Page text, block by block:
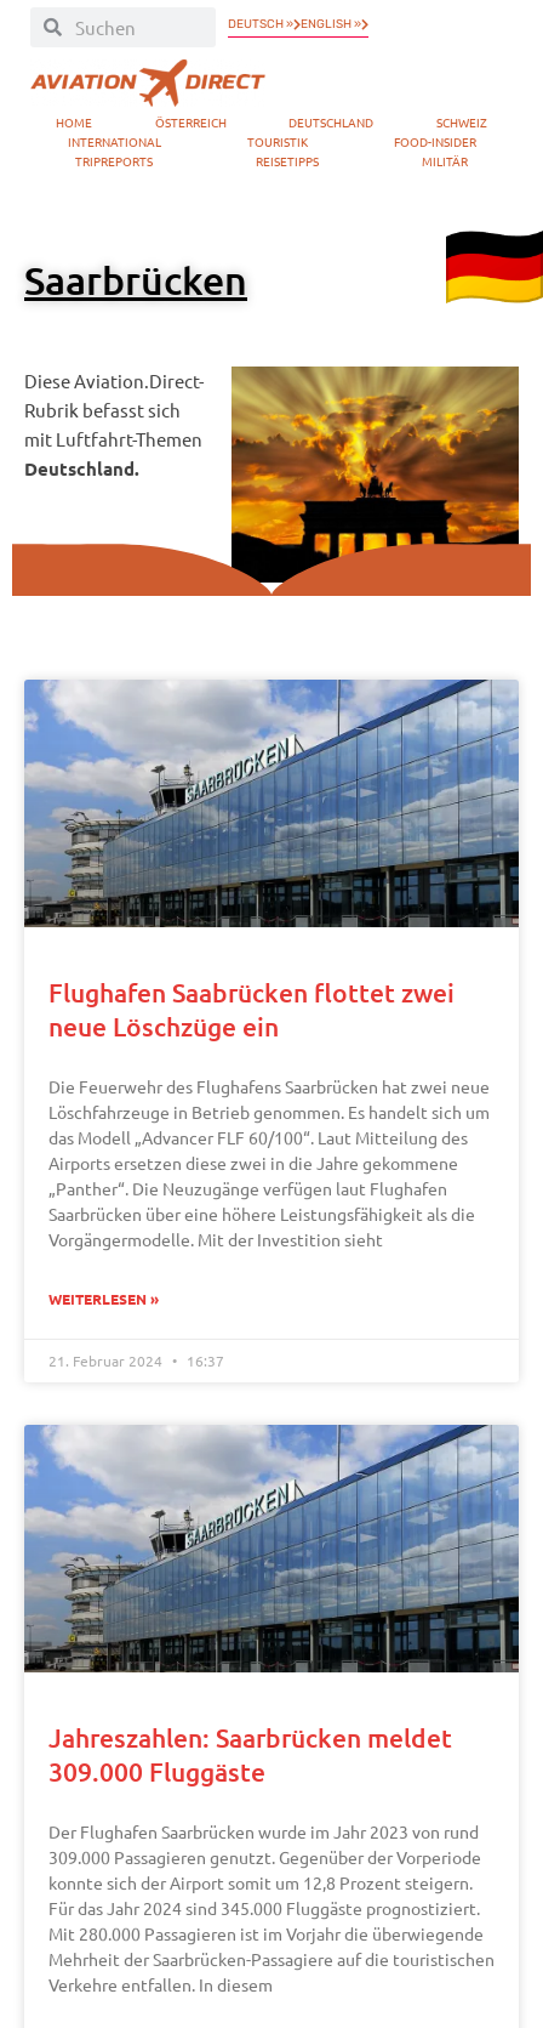
DEUTSCH » ENGLISH »
HOME ÖSTERREICH DEUTSCHLAND
SCHWEIZ
INTERNATIONAL
TOURISTIK
FOOD-INSIDER
TRIPREPORTS
REISETIPPS MILITÄR
Saarbrücken
Diese Aviation.Direct-
Rubrik befasst sich
mit Luftfahrt-Themen
Deutschland.
Flughafen Saabrücken flottet zwei
neue Löschzüge ein
Die Feuerwehr des Flughafens Saarbrücken hat zwei neue
Löschfahrzeuge in Betrieb genommen. Es handelt sich um
das Modell „Advancer FLF 60/100“. Laut Mitteilung des
Airports ersetzen diese zwei in die Jahre gekommene
„Panther“. Die Neuzugänge verfügen laut Flughafen
Saarbrücken über eine höhere Leistungsfähigkeit als die
Vorgängermodelle. Mit der Investition sieht
WEITERLESEN »
21. Februar 2024 16:37
Jahreszahlen: Saarbrücken meldet
309.000 Fluggäste
Der Flughafen Saarbrücken wurde im Jahr 2023 von rund
309.000 Passagieren genutzt. Gegenüber der Vorperiode
konnte sich der Airport somit um 12,8 Prozent steigern.
Für das Jahr 2024 sind 345.000 Fluggäste prognostiziert.
Mit 280.000 Passagieren ist im Vorjahr die überwiegende
Mehrheit der Saarbrücken-Passagiere auf die touristischen
Verkehre entfallen. In diesem